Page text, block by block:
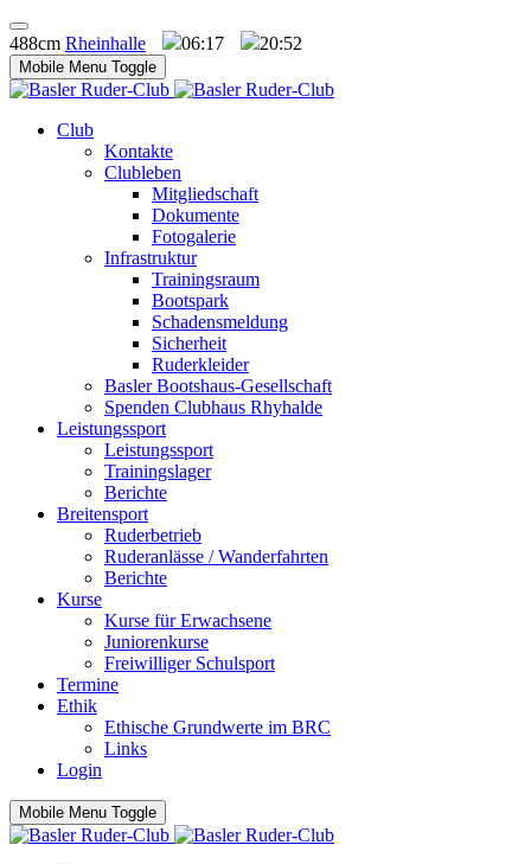
488cm Rheinhalle 06:17 20:52
Mobile Menu Toggle
Club
Kontakte
Clubleben
Mitgliedschaft
Dokumente
Fotogalerie
Infrastruktur
Trainingsraum
Bootspark
Schadensmeldung
Sicherheit
Ruderkleider
Basler Bootshaus-Gesellschaft
Spenden Clubhaus Rhyhalde
Leistungssport
Leistungssport
Trainingslager
Berichte
Breitensport
Ruderbetrieb
Ruderanlässe / Wanderfahrten
Berichte
Kurse
Kurse für Erwachsene
Juniorenkurse
Freiwilliger Schulsport
Termine
Ethik
Ethische Grundwerte im BRC
Links
Login
Mobile Menu Toggle